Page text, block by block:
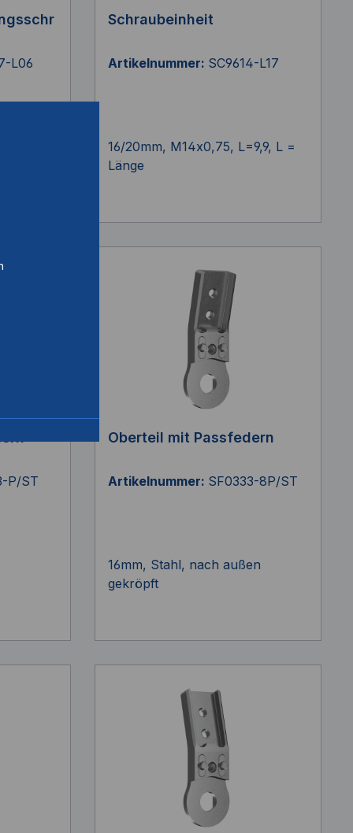
L06
L =
Schraubeinheit
Artikelnummer: SC9614-L17
16/20mm, M14x0,75, L=9,9, L =
Länge
P/ST
Oberteil mit Passfedern
Artikelnummer: SF0333-8P/ST
16mm, Stahl, nach außen
gekröpft